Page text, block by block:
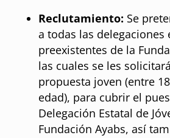
Reclutamiento: Se
a todas las delegaciones
preexistentes de la
las cuales se les
propuesta joven (entre
edad), para cubrir el
Delegación Estatal de
Fundación Ayabs, así